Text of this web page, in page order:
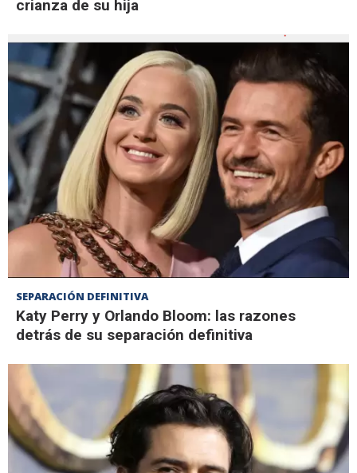
crianza de su hija
SEPARACIÓN DEFINITIVA
Katy Perry y Orlando Bloom: las razones
detrás de su separación definitiva